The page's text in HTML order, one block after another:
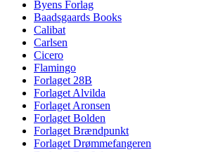
Byens Forlag
Baadsgaards Books
Calibat
Carlsen
Cicero
Flamingo
Forlaget 28B
Forlaget Alvilda
Forlaget Aronsen
Forlaget Bolden
Forlaget Brændpunkt
Forlaget Drømmefangeren